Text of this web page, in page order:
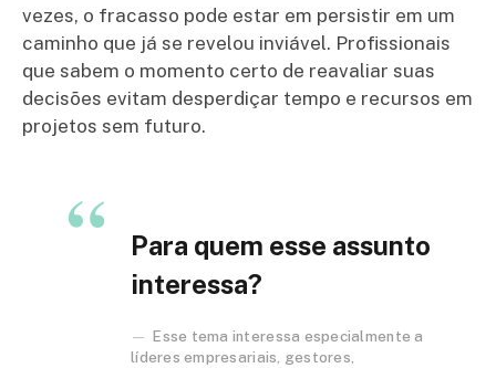
vezes, o fracasso pode estar em persistir em um
caminho que já se revelou inviável. Profissionais
que sabem o momento certo de reavaliar suas
decisões evitam desperdiçar tempo e recursos em
projetos sem futuro.
Para quem esse assunto
interessa?
Esse tema interessa especialmente a
líderes empresariais, gestores,